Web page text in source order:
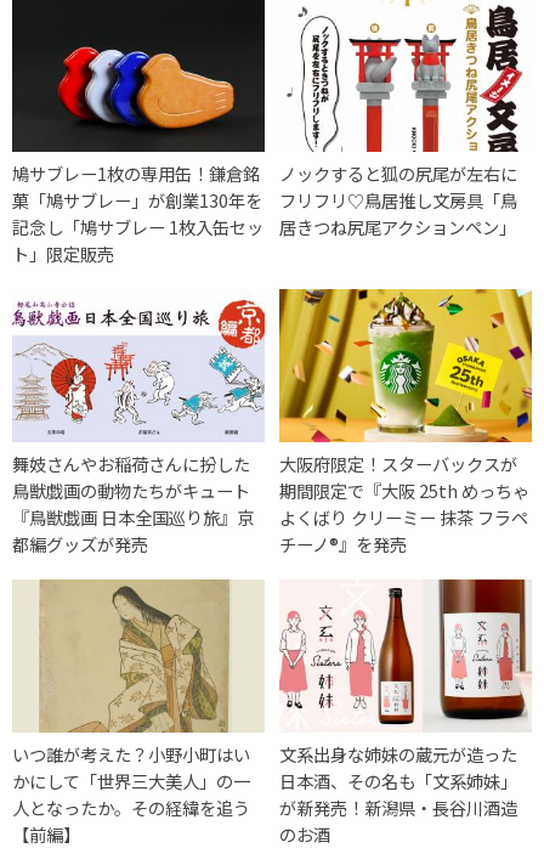
鳩サブレー1枚の専用缶！鎌倉銘
菓「鳩サブレー」が創業130年を
記念し「鳩サブレー 1枚入缶セッ
ト」限定販売
ノックすると狐の尻尾が左右に
フリフリ♡鳥居推し文房具「鳥
居きつね尻尾アクションペン」
舞妓さんやお稲荷さんに扮した
鳥獣戯画の動物たちがキュート
『鳥獣戯画 日本全国巡り旅』京
都編グッズが発売
大阪府限定！スターバックスが
期間限定で『大阪 25th めっちゃ
よくばり クリーミー 抹茶 フラペ
チーノ®』を発売
いつ誰が考えた？小野小町はい
かにして「世界三大美人」の一
人となったか。その経緯を追う
【前編】
文系出身な姉妹の蔵元が造った
日本酒、その名も「文系姉妹」
が新発売！新潟県・長谷川酒造
のお酒